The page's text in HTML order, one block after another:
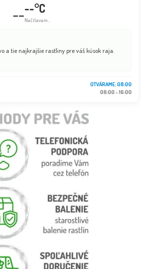
----°C
Načítavam...
a tie najkrajšie rastliny pre váš kúsok raja.
OTVÁRAME: 08:00
08:00 - 16:00